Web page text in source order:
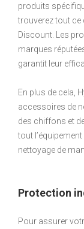
produits
trouverez tout ce
Discount. Les
marques
garantit leur
En plus de cela,
accessoires de
des chiffons et
tout
nettoyage de
Protection
Pour assurer